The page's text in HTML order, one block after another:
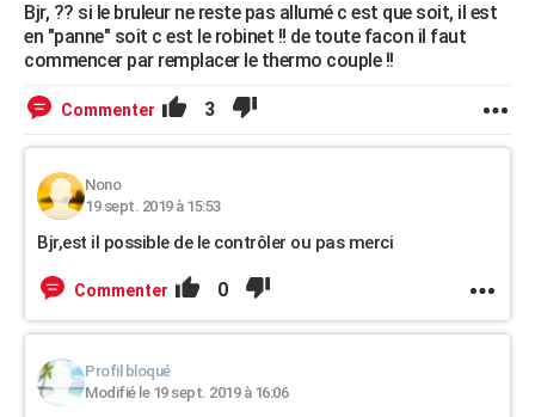
Bricolage
Lifestyle
Culture
Sport
Auto
Television
Voyage
Cinema
Bjr, ?? si le bruleur ne reste pas allumé c est que soit, il est
en "panne" soit c est le robinet !! de toute facon il faut
commencer par remplacer le thermo couple !!
Commenter 3
Nono
19 sept. 2019 à 15:53
Bjr,est il possible de le contrôler ou pas merci
Commenter 0
Profil bloqué
Modifié le 19 sept. 2019 à 16:06